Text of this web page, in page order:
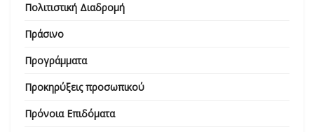
Πολιτιστική Διαδρομή
Πράσινο
Προγράμματα
Προκηρύξεις προσωπικού
Πρόνοια Επιδόματα